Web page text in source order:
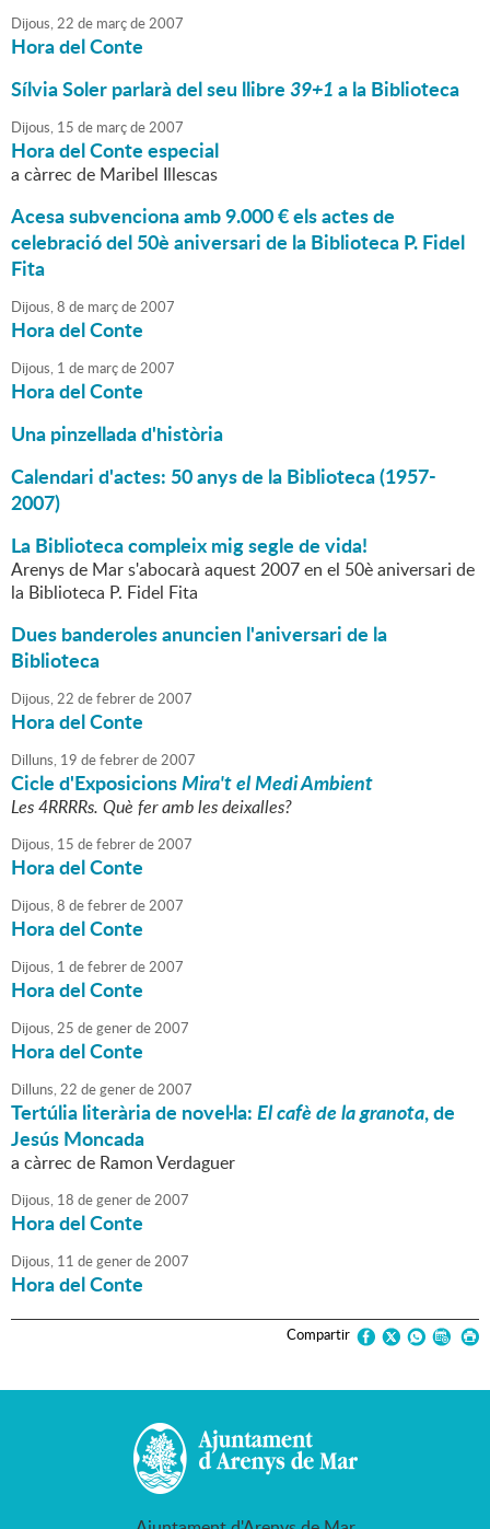
Dijous,22 de marçde2007
Hora del Conte
Sílvia Soler parlarà del seu llibre39+1a la Biblioteca
Dijous, 15 de marçde2007
Hora del Conte especial
a càrrec de Maribel Illescas
Acesa subvenciona amb 9.000 € els actes de
celebració del 50è aniversari de la Biblioteca P. Fidel
Fita
Dijous,8 de marçde2007
Hora del Conte
Dijous, 1 de marçde2007
Hora del Conte
Una pinzellada d'història
Calendari d'actes: 50 anys de la Biblioteca (1957-
2007)
La Biblioteca compleix mig segle de vida!
Arenys de Mar s'abocarà aquest 2007 en el 50è aniversari de
la Biblioteca P. Fidel Fita
Dues banderoles anuncien l'aniversari de la
Biblioteca
Dijous,22 defebrerde2007
Hora del Conte
Dilluns, 19 defebrerde2007
Cicle d'ExposicionsMira't el Medi Ambient
Les 4RRRRs. Què fer amb les deixalles?
Dijous, 15 defebrerde2007
Hora del Conte
Dijous,8 defebrerde2007
Hora del Conte
Dijous, 1 defebrerde2007
Hora del Conte
Dijous,25 degenerde2007
Hora del Conte
Dilluns,22 degenerde2007
Tertúlia literària de novel·la:El cafè de la granota, de
Jesús Moncada
a càrrec de Ramon Verdaguer
Dijous, 18 degenerde2007
Hora del Conte
Dijous, 11 degenerde2007
Hora del Conte
Compartir